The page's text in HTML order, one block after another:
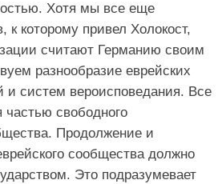
Хотя мы все еще
которому привел Холокост,
считают Германию своим
разнообразие еврейских
и систем вероисповедания. Все
свободного
Продолжение и
сообщества должно
Это подразумевает